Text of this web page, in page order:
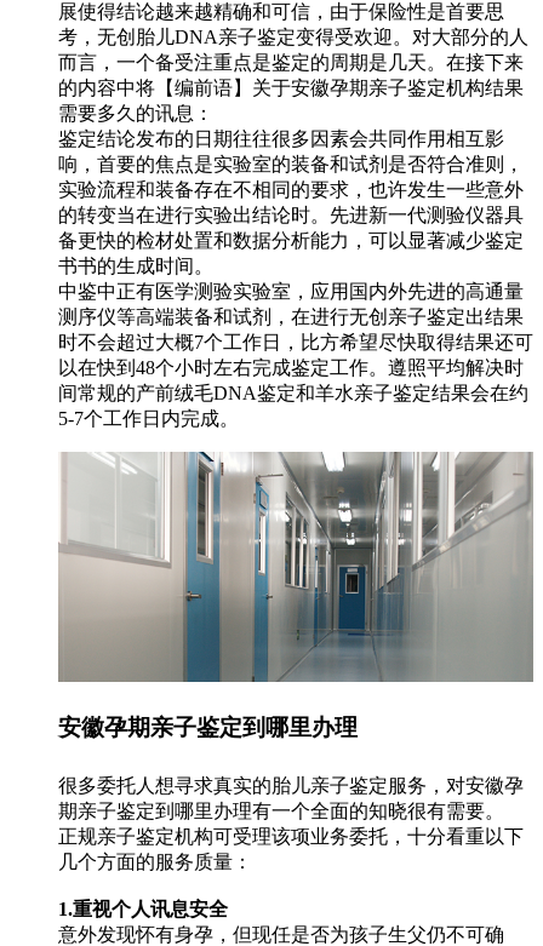
展使得结论越来越精确和可信，由于保险性是首要思
考，无创胎儿DNA亲子鉴定变得受欢迎。对大部分的人
而言，一个备受注重点是鉴定的周期是几天。在接下来
的内容中将【编前语】关于安徽孕期亲子鉴定机构结果
需要多久的讯息：
鉴定结论发布的日期往往很多因素会共同作用相互影
响，首要的焦点是实验室的装备和试剂是否符合准则，
实验流程和装备存在不相同的要求，也许发生一些意外
的转变当在进行实验出结论时。先进新一代测验仪器具
备更快的检材处置和数据分析能力，可以显著减少鉴定
书书的生成时间。
中鉴中正有医学测验实验室，应用国内外先进的高通量
测序仪等高端装备和试剂，在进行无创亲子鉴定出结果
时不会超过大概7个工作日，比方希望尽快取得结果还可
以在快到48个小时左右完成鉴定工作。遵照平均解决时
间常规的产前绒毛DNA鉴定和羊水亲子鉴定结果会在约
5-7个工作日内完成。
安徽孕期亲子鉴定到哪里办理
很多委托人想寻求真实的胎儿亲子鉴定服务，对安徽孕
期亲子鉴定到哪里办理有一个全面的知晓很有需要。
正规亲子鉴定机构可受理该项业务委托，十分看重以下
几个方面的服务质量：
1.重视个人讯息安全
意外发现怀有身孕，但现任是否为孩子生父仍不可确